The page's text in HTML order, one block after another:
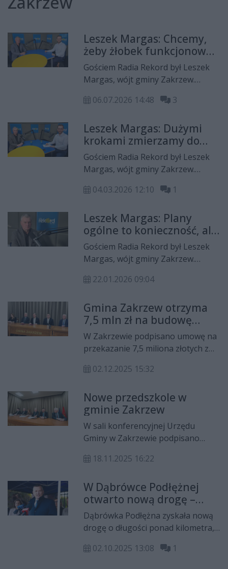
Leszek Margas: Chcemy,
żeby żłobek funkcjonował
najlepiej jak można
Gościem Radia Rekord był Leszek
Margas, wójt gminy Zakrzew.
nim m.in. o kończących się
termomodernizacyjnych,
uruchomieniu nowego żłobka i
budowie przedszkola w Janiszewie,
inwestycjach drogowych oraz
planowanym nowym przebiegu
drogi wojewódzkiej nr 740.
06.07.2026 14:48 3
Leszek Margas: Dużymi
krokami zmierzamy do
końca budowy żłobka
Gościem Radia Rekord był Leszek
Margas, wójt gminy Zakrzew.
nim m.in. o postępach przy budowie
uruchomieniu nowego autobusu
szkolnego, planowanych
inwestycjach drogowych oraz
remontach i przeglądach dróg po
okresie zimowym. W rozmowie
pojawił się także temat kolejnych
zaplanowanych na najbliższe
miesiące w gminie.
04.03.2026 12:10 1
Leszek Margas: Plany
ogólne to konieczność, ale
i realne wyzwanie dla
samorządów
Gościem Radia Rekord był Leszek
Margas, wójt gminy Zakrzew.
nim m.in. o konsultacjach
ogólnych, realizowanych i
planowanych inwestycjach oraz
sytuacji finansowej gminy. W
rozmowie poruszono także temat
nowego autobusu szkolnego i
perspektyw rozwoju Zakrzewa w
22.01.2026 09:04
Gmina Zakrzew otrzyma
7,5 mln zł na budowę
nowego przedszkola
W Zakrzewie podpisano umowę na
przekazanie 7,5 miliona złotych z
Środki zostaną przeznaczone na
przedszkola oraz
zagospodarowanie terenu w
Janiszewie. W wydarzeniu
uczestniczył wojewoda mazowiecki
Mariusz Frankowski, który jako
przedstawiciel rządu podpisał
02.12.2025 15:32
Nowe przedszkole w
gminie Zakrzew
W sali konferencyjnej Urzędu
Gminy w Zakrzewie podpisano
przedszkola. Zakończenie
czerwiec 2027 roku, a jej koszt
wyniesie ponad 12 milionów
złotych. Całe przedsięwzięcie jest
możliwe dzięki wsparciu samorządu
województwa mazowieckiego.
18.11.2025 16:22
W Dąbrówce Podłężnej
otwarto nową drogę –
uroczystość z udziałem
wicemarszałka
województwa
mazowieckiego
Dąbrówka Podłężna zyskała nową
drogę o długości ponad kilometra,
1,8 mln zł, z czego milion złotych
02.10.2025 13:08 1